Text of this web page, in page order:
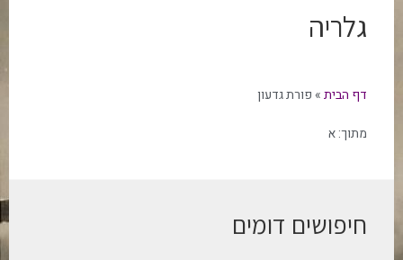
גלריה
דף הבית» פורת גדעון
מתוך:א
חיפושים דומים